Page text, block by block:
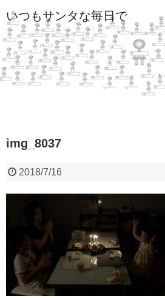
いつもサンタな毎日で
img_8037
2018/7/16